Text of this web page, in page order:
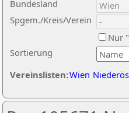
Sortierung
Bundesland
Spgem./Kreis/Verein
Nur
Vereinslisten:Wien